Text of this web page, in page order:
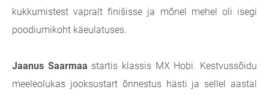
kukkumistest vapralt finišisse ja mõnel mehel oli isegi
poodiumikoht käeulatuses.
Jaanus Saarmaa startis klassis MX Hobi. Kestvussõidu
meeleolukas jooksustart õnnestus hästi ja sellel aastal